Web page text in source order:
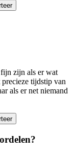
zijn als er wat
tijdstip van
als er net niemand